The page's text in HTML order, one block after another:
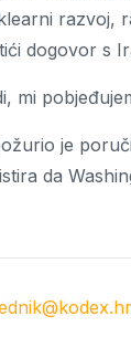
razvoj,
dogovor s
mi
je
da